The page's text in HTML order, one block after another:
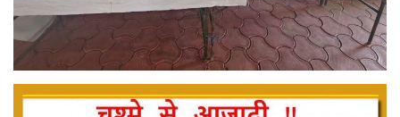
करियर
राशिफल
खेल